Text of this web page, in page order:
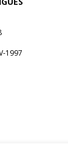
1997